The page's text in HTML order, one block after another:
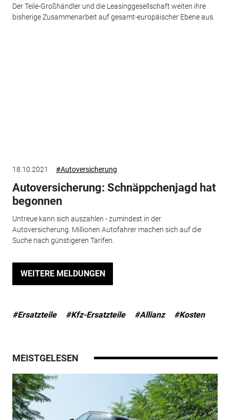
Der Teile-Großhändler und die Leasinggesellschaft weiten ihre
bisherige Zusammenarbeit auf gesamt-europäischer Ebene aus.
18.10.2021 #Autoversicherung
Autoversicherung: Schnäppchenjagd hat
begonnen
Untreue kann sich auszahlen - zumindest in der
Autoversicherung. Millionen Autofahrer machen sich auf die
Suche nach günstigeren Tarifen.
WEITERE MELDUNGEN
#Ersatzteile #Kfz-Ersatzteile #Allianz #Kosten
MEISTGELESEN